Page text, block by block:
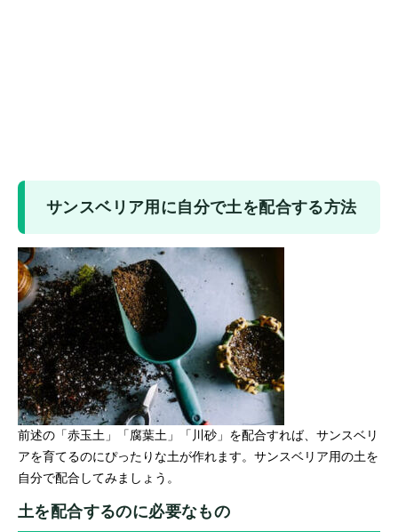
サンスベリア用に自分で土を配合する方法
前述の「赤玉土」「腐葉土」「川砂」を配合すれば、サンスベリ
アを育てるのにぴったりな土が作れます。サンスベリア用の土を
自分で配合してみましょう。
土を配合するのに必要なもの